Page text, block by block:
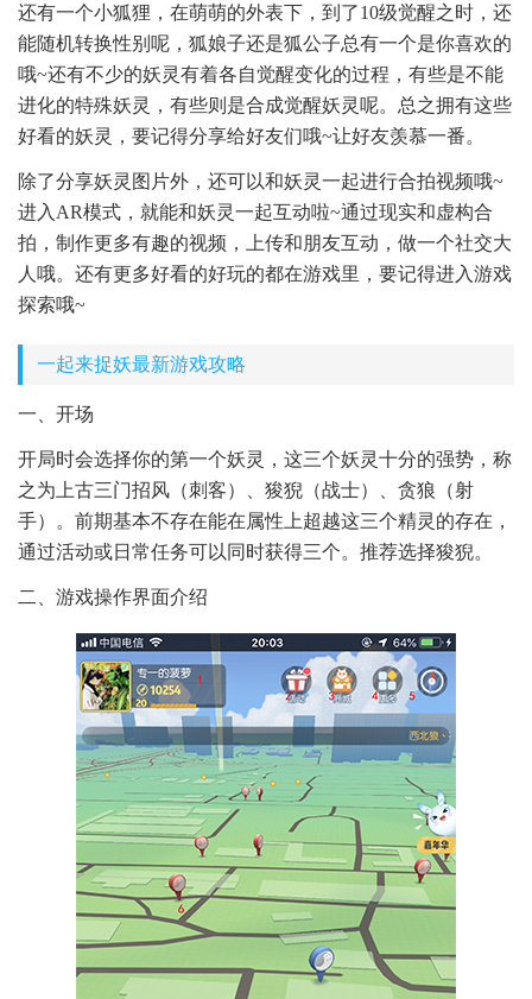
还有一个小狐狸，在萌萌的外表下，到了10级觉醒之时，还
能随机转换性别呢，狐娘子还是狐公子总有一个是你喜欢的
哦~还有不少的妖灵有着各自觉醒变化的过程，有些是不能
进化的特殊妖灵，有些则是合成觉醒妖灵呢。总之拥有这些
好看的妖灵，要记得分享给好友们哦~让好友羡慕一番。
除了分享妖灵图片外，还可以和妖灵一起进行合拍视频哦~
进入AR模式，就能和妖灵一起互动啦~通过现实和虚构合
拍，制作更多有趣的视频，上传和朋友互动，做一个社交大
人哦。还有更多好看的好玩的都在游戏里，要记得进入游戏
探索哦~
一起来捉妖最新游戏攻略
一、开场
开局时会选择你的第一个妖灵，这三个妖灵十分的强势，称
之为上古三门招风（刺客）、狻猊（战士）、贪狼（射
手）。前期基本不存在能在属性上超越这三个精灵的存在，
通过活动或日常任务可以同时获得三个。推荐选择狻猊。
二、游戏操作界面介绍